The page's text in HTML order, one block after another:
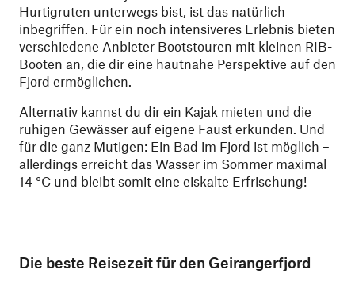
Hurtigruten unterwegs bist, ist das natürlich
inbegriffen. Für ein noch intensiveres Erlebnis bieten
verschiedene Anbieter Bootstouren mit kleinen RIB-
Booten an, die dir eine hautnahe Perspektive auf den
Fjord ermöglichen.
Alternativ kannst du dir ein Kajak mieten und die
ruhigen Gewässer auf eigene Faust erkunden. Und
für die ganz Mutigen: Ein Bad im Fjord ist möglich –
allerdings erreicht das Wasser im Sommer maximal
14 °C und bleibt somit eine eiskalte Erfrischung!
Die beste Reisezeit für den Geirangerfjord